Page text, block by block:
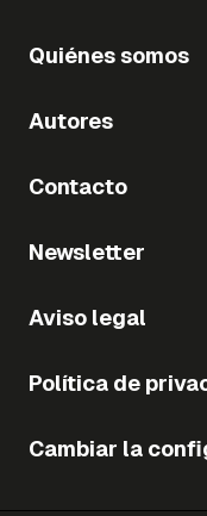
Quiénes somos
Autores
Contacto
Newsletter
Aviso legal
Política de
Cambiar la